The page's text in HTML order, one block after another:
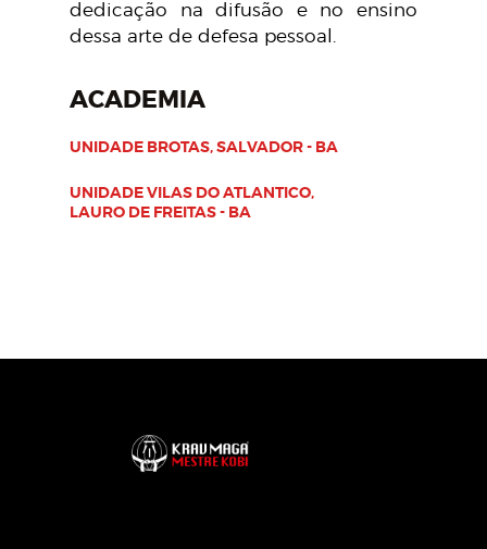
dedicação na difusão e no ensino
dessa arte de defesa pessoal.
ACADEMIA
UNIDADE BROTAS, SALVADOR - BA
UNIDADE VILAS DO ATLANTICO,
LAURO DE FREITAS - BA